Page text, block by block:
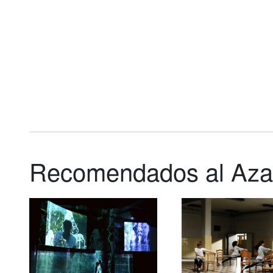
Recomendados al